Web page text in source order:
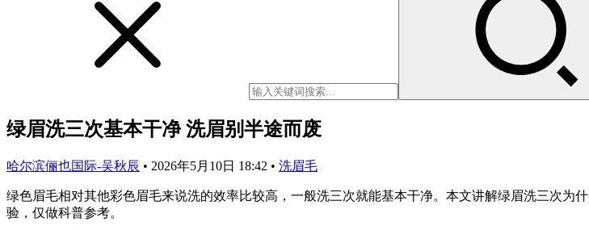
绿眉洗三次基本干净 洗眉别半途而废
哈尔滨俪也国际-吴秋辰 • 2026年5月10日 18:42 • 洗眉毛
绿色眉毛相对其他彩色眉毛来说洗的效率比较高，一般洗三次就能基本干净。本文讲解绿眉洗三次为
验，仅做科普参考。